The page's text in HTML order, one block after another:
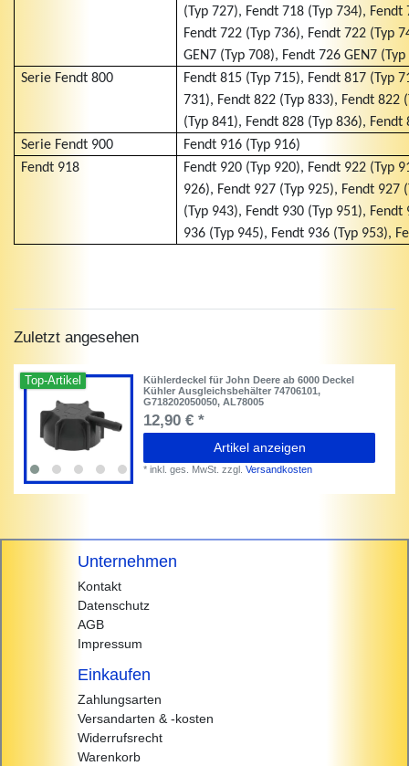
(Typ 727), Fendt 718 (Typ 734),
Fendt 722 (Typ 736), Fendt 722 (Typ
GEN7 (Typ 708), Fendt 726 GEN7
Serie Fendt 800
Fendt 815 (Typ 715), Fendt 817 (Typ
731), Fendt 822 (Typ 833), Fendt 822
(Typ 841), Fendt 828 (Typ 836), Fendt
Serie Fendt 900
Fendt 916 (Typ 916)
Fendt 918
Fendt 920 (Typ 920), Fendt 922 (Typ
926), Fendt 927 (Typ 925), Fendt 927
(Typ 943), Fendt 930 (Typ 951),
936 (Typ 945), Fendt 936 (Typ 953),
Zuletzt angesehen
Top-Artikel
Kühlerdeckel für John Deere ab 6000 Deckel
Kühler Ausgleichsbehälter 74706101,
G718202050050, AL78005
12,90 € *
Artikel anzeigen
*inkl. ges. MwSt. zzgl.Versandkosten
Unternehmen
Kontakt
Datenschutz
AGB
Impressum
Einkaufen
Zahlungsarten
Versandarten & -kosten
Widerrufsrecht
Warenkorb